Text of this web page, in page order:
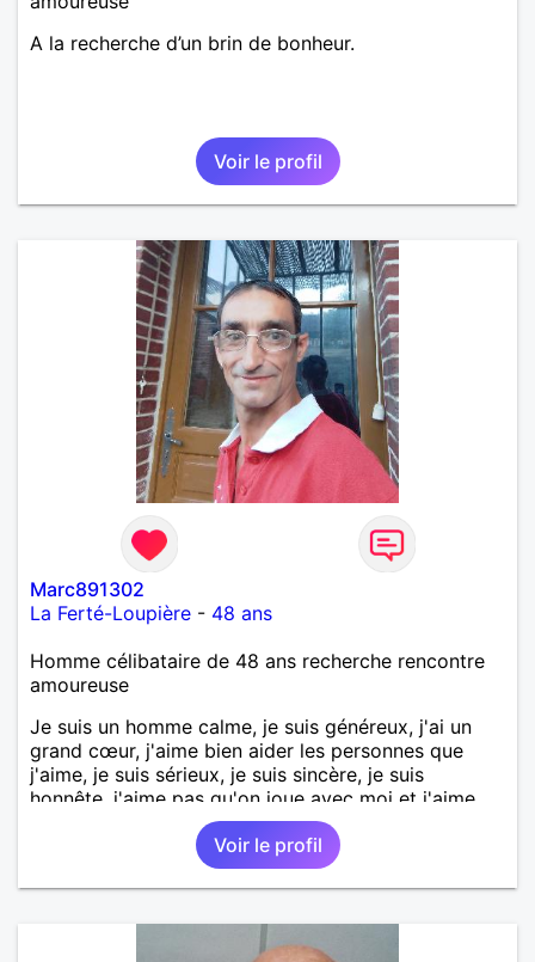
A la recherche d’un brin de bonheur.
Voir le profil
Marc891302
La Ferté-Loupière - 48 ans
Homme célibataire de 48 ans recherche rencontre
amoureuse
Je suis un homme calme, je suis généreux, j'ai un
grand cœur, j'aime bien aider les personnes que
j'aime, je suis sérieux, je suis sincère, je suis
honnête, j'aime pas qu'on joue avec moi et j'aime
pas les mensonges. Je cherche une relation
amoureuse et sérieuse.Voir le profil